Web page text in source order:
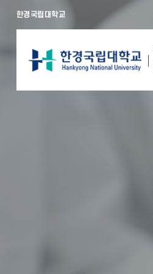
한경국립대학교